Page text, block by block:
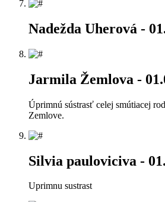
Nadežda Uherová -
Jarmila Žemlova -
Úprimnú sústrasť celej smútiacej
Zemlove.
Silvia pauloviciva -
Uprimnu sustrast